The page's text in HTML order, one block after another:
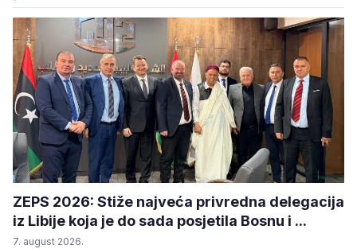
ZEPS 2026: Stiže najveća privredna delegacija
iz Libije koja je do sada posjetila Bosnu i ...
7. august 2026.